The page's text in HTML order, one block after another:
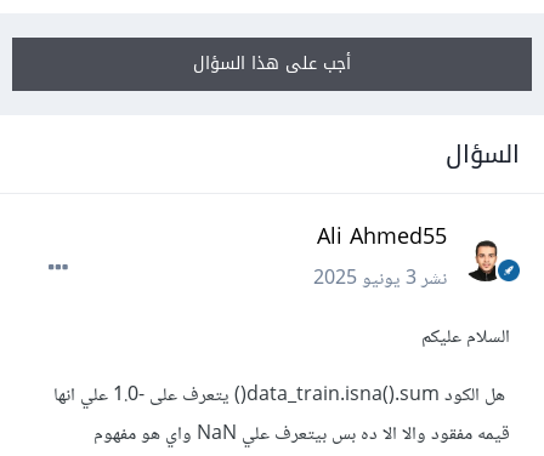
أجب على هذا السؤال
السؤال
Ali Ahmed55
نشر3 يونيو 2025
السلام عليكم
هل الكود data_train.isna().sum() يتعرف على -1.0 علي انها
قيمه مفقود والا الا ده بس بيتعرف علي NaN واي هو مفهوم